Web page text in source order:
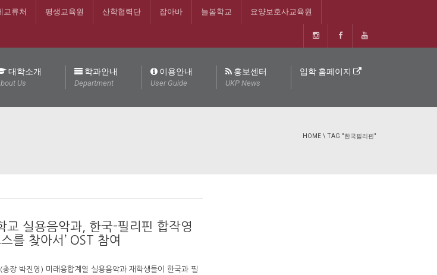
교류처 평생교육원 산학협력단 잡아바 늘봄학교 요양보호사교육원
대학소개
Us
학과안내
Department
이용안내
User Guide
홍보센터
UKP News
입학 홈페이지
HOME \ TAG "한국필리핀"
교 실용음악과, 한국-필리핀 합작영
를 찾아서’ OST 참여
장 박진영) 미래융합계열 실용음악과 재학생들이 한국과 필